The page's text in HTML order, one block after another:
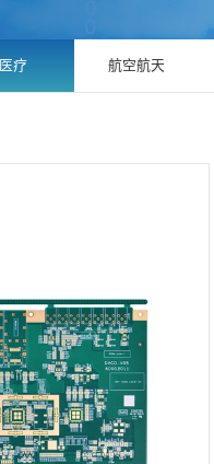
医疗 航空航天